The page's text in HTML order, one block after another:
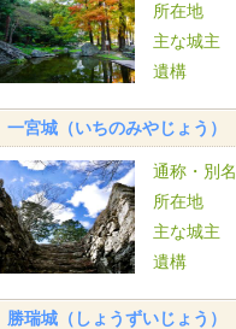
所在地
主な城主
遺構
一宮城（いちのみやじょう）
通称・別名
所在地
主な城主
遺構
勝瑞城（しょうずいじょう）